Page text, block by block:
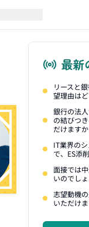
最新
リースと
望理由は
銀行の法
の結びつ
だけますか
IT業界の
で、ES添
面接では
いのでし
志望動機
いただけ